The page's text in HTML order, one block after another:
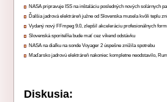
NASA pripravuje ISS na inštaláciu posledných nových solárnych
Ďalšia jadrová elektráreň južne od Slovenska musela kvôli teplu
Vydaný nový FFmpeg 9.0, zlepšil akceleráciu profesionálnych
Slovenská sporiteľňa bude mať cez víkend odstávku
NASA na diaľku na sonde Voyager 2 úspešne znížila spotrebu
Maďarsko jadrovú elektráreň nakoniec kompletne neodstavilo,
Diskusia: